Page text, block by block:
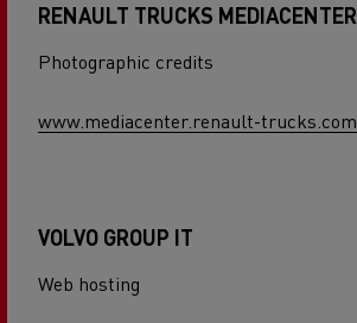
RENAULT TRUCKS MEDIACENTER
Photographic credits
www.mediacenter.renault-trucks.com
VOLVO GROUP IT
Web hosting